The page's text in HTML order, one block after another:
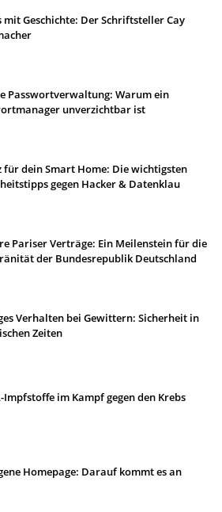
mit Geschichte: Der Schriftsteller Cay
Passwortverwaltung: Warum ein
unverzichtbar ist
für dein Smart Home: Die wichtigsten
gegen Hacker & Datenklau
Pariser Verträge: Ein Meilenstein für die
der Bundesrepublik Deutschland
Verhalten bei Gewittern: Sicherheit in
Zeiten
Impfstoffe im Kampf gegen den Krebs
Homepage: Darauf kommt es an